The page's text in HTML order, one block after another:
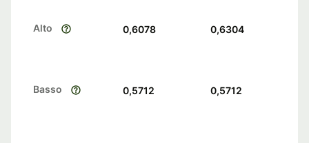
Alto 0,6078 0,6304
Basso 0,5712 0,5712